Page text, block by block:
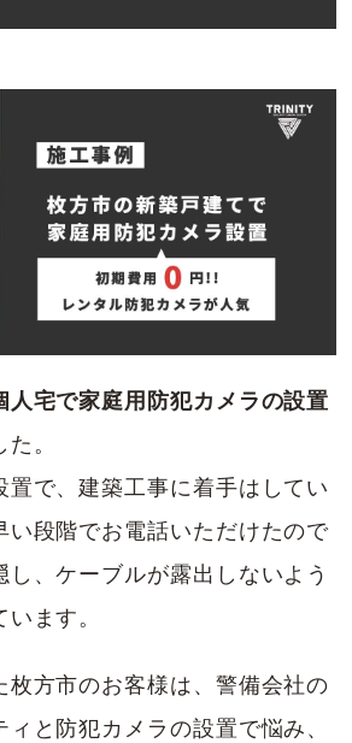
人宅で家庭用防犯カメラの設置
。
置で、建築工事に着手はしてい
い段階でお電話いただけたので
し、ケーブルが露出しないよう
ます。
枚方市のお客様は、警備会社の
と防犯カメラの設置で悩み、